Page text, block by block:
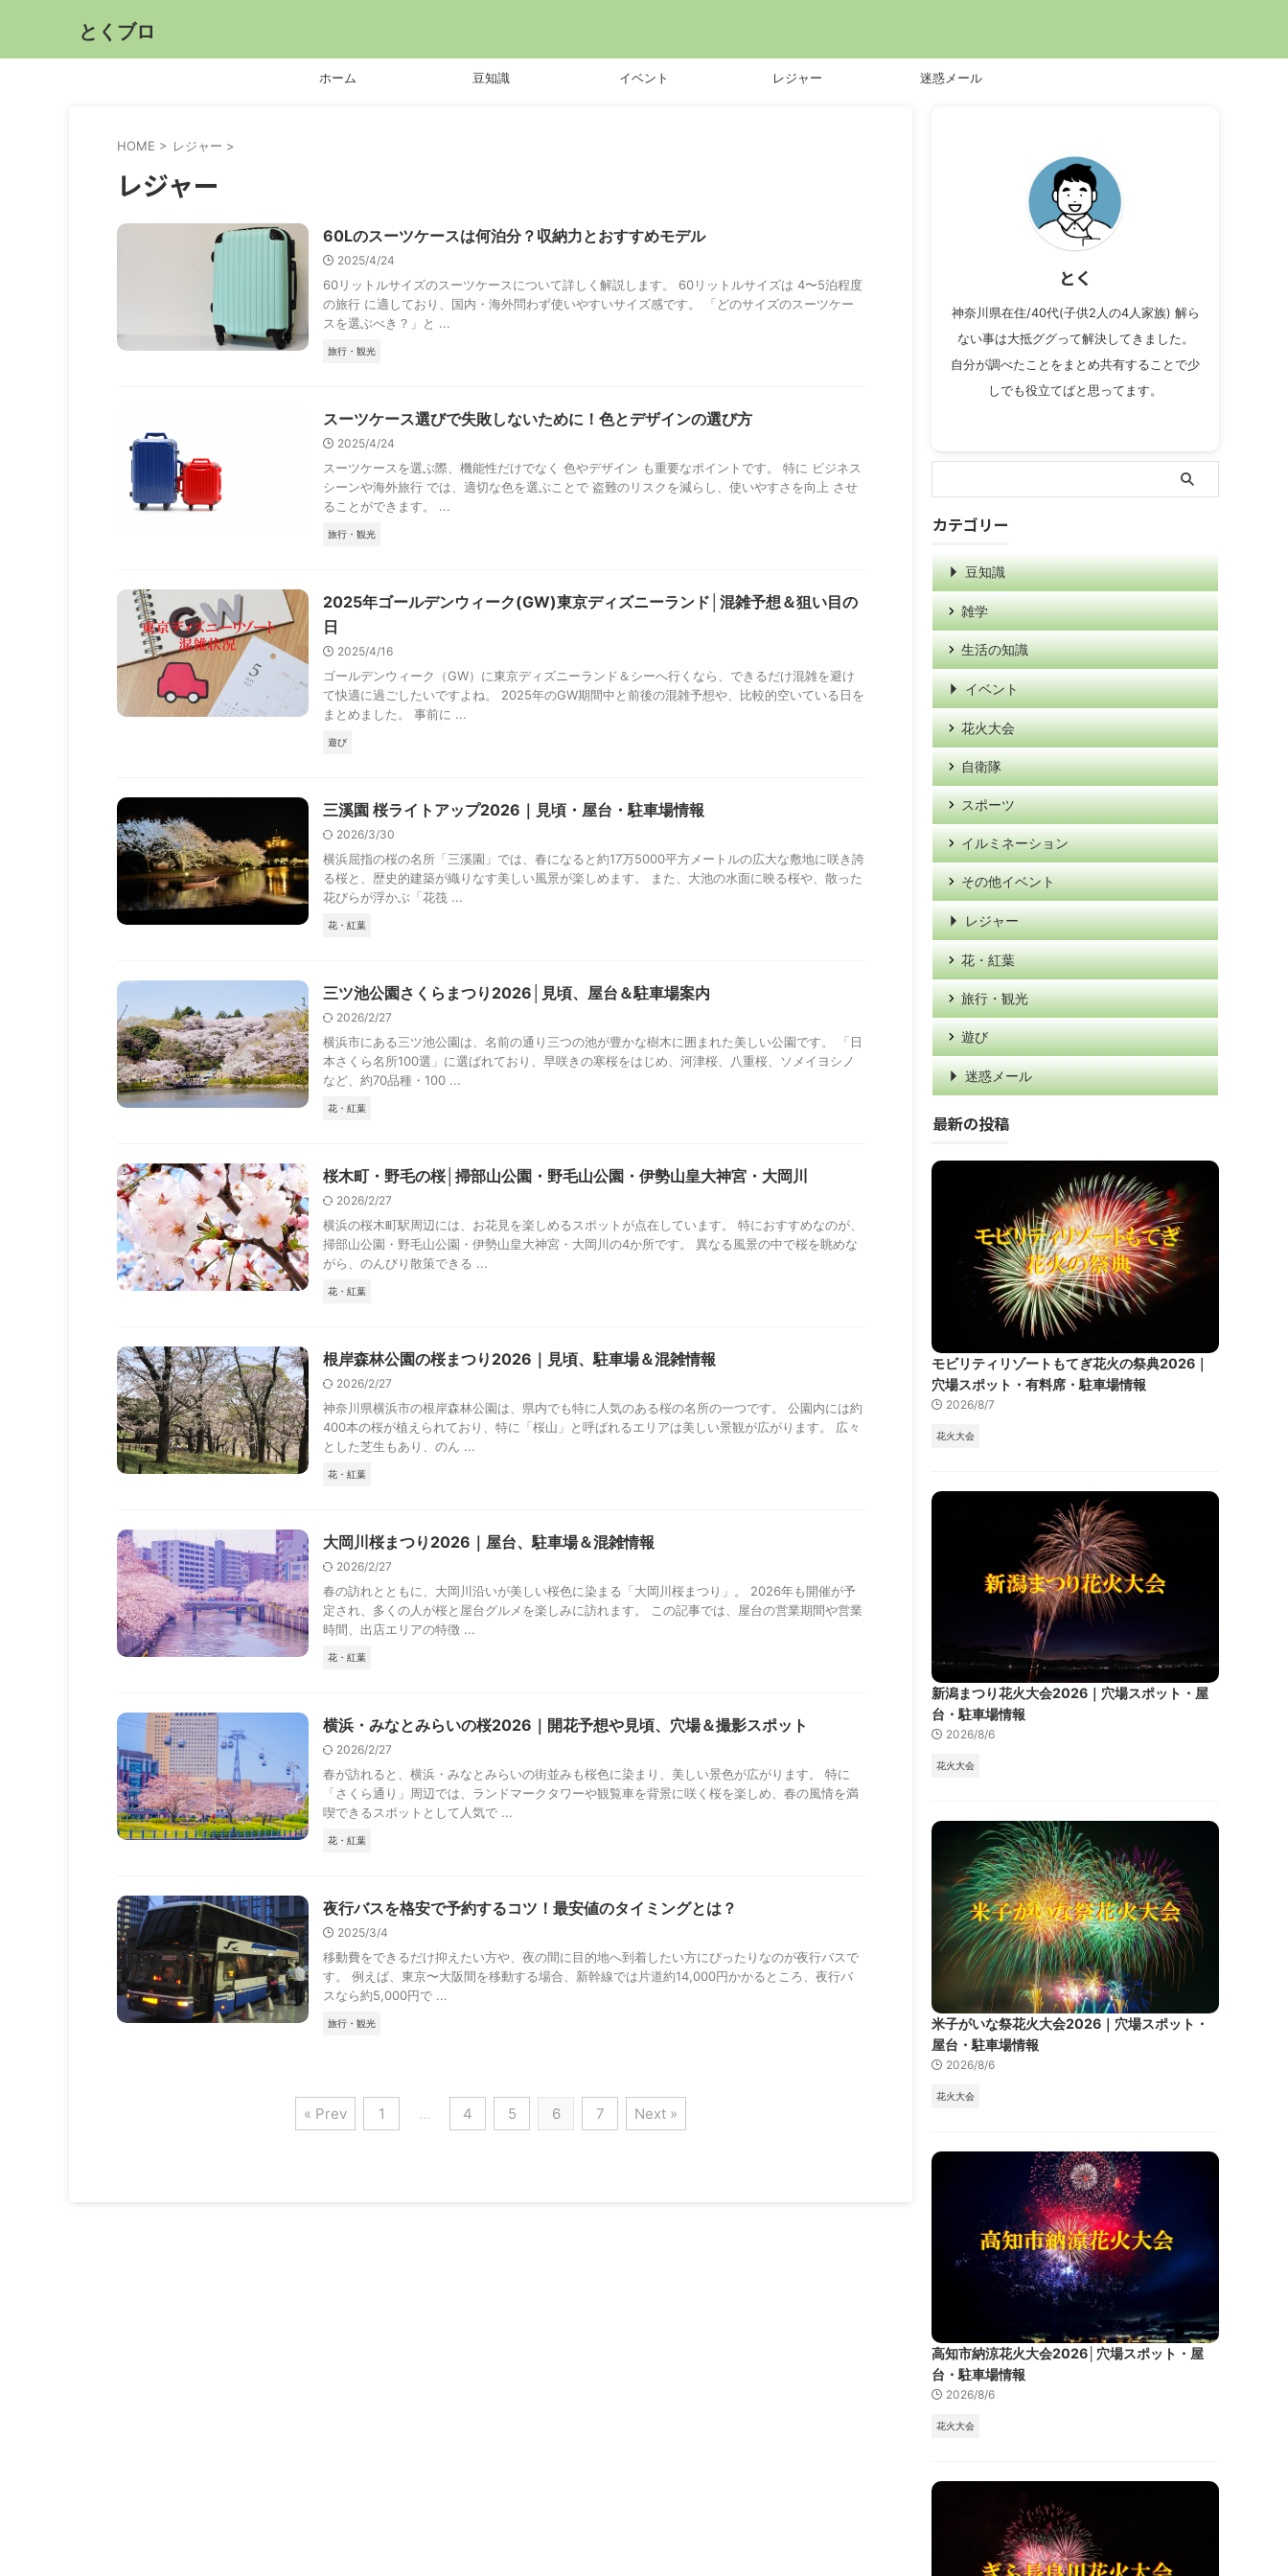
とくブロ
ホーム 豆知識 イベント レジャー 迷惑メール
HOME > レジャー >
レジャー
60Lのスーツケースは何泊分？収納力とおすすめモデル
2025/4/24
60リットルサイズのスーツケースについて詳しく解説します。 60リットルサイズは 4〜5泊程度
の旅行 に適しており、国内・海外問わず使いやすいサイズ感です。 「どのサイズのスーツケー
スを選ぶべき？」と ...
旅行・観光
スーツケース選びで失敗しないために！色とデザインの選び方
2025/4/24
スーツケースを選ぶ際、機能性だけでなく 色やデザイン も重要なポイントです。 特に ビジネス
シーンや海外旅行 では、適切な色を選ぶことで 盗難のリスクを減らし、使いやすさを向上 させ
ることができます。 ...
旅行・観光
2025年ゴールデンウィーク(GW)東京ディズニーランド│混雑予想＆狙い目の
日
2025/4/16
ゴールデンウィーク（GW）に東京ディズニーランド＆シーへ行くなら、できるだけ混雑を避け
て快適に過ごしたいですよね。 2025年のGW期間中と前後の混雑予想や、比較的空いている日を
まとめました。 事前に ...
遊び
三溪園 桜ライトアップ2026｜見頃・屋台・駐車場情報
2026/3/30
横浜屈指の桜の名所「三溪園」では、春になると約17万5000平方メートルの広大な敷地に咲き誇
る桜と、歴史的建築が織りなす美しい風景が楽しめます。 また、大池の水面に映る桜や、散った
花びらが浮かぶ「花筏 ...
花・紅葉
三ツ池公園さくらまつり2026│見頃、屋台＆駐車場案内
2026/2/27
横浜市にある三ツ池公園は、名前の通り三つの池が豊かな樹木に囲まれた美しい公園です。 「日
本さくら名所100選」に選ばれており、早咲きの寒桜をはじめ、河津桜、八重桜、ソメイヨシノ
など、約70品種・100 ...
花・紅葉
桜木町・野毛の桜│掃部山公園・野毛山公園・伊勢山皇大神宮・大岡川
2026/2/27
横浜の桜木町駅周辺には、お花見を楽しめるスポットが点在しています。 特におすすめなのが、
掃部山公園・野毛山公園・伊勢山皇大神宮・大岡川の4か所です。 異なる風景の中で桜を眺めな
がら、のんびり散策できる ...
花・紅葉
根岸森林公園の桜まつり2026｜見頃、駐車場＆混雑情報
2026/2/27
神奈川県横浜市の根岸森林公園は、県内でも特に人気のある桜の名所の一つです。 公園内には約
400本の桜が植えられており、特に「桜山」と呼ばれるエリアは美しい景観が広がります。 広々
とした芝生もあり、のん ...
花・紅葉
大岡川桜まつり2026｜屋台、駐車場＆混雑情報
2026/2/27
春の訪れとともに、大岡川沿いが美しい桜色に染まる「大岡川桜まつり」。 2026年も開催が予
定され、多くの人が桜と屋台グルメを楽しみに訪れます。 この記事では、屋台の営業期間や営業
時間、出店エリアの特徴 ...
花・紅葉
横浜・みなとみらいの桜2026｜開花予想や見頃、穴場＆撮影スポット
2026/2/27
春が訪れると、横浜・みなとみらいの街並みも桜色に染まり、美しい景色が広がります。 特に
「さくら通り」周辺では、ランドマークタワーや観覧車を背景に咲く桜を楽しめ、春の風情を満
喫できるスポットとして人気で ...
花・紅葉
夜行バスを格安で予約するコツ！最安値のタイミングとは？
2025/3/4
移動費をできるだけ抑えたい方や、夜の間に目的地へ到着したい方にぴったりなのが夜行バスで
す。 例えば、東京〜大阪間を移動する場合、新幹線では片道約14,000円かかるところ、夜行バ
スなら約5,000円で ...
旅行・観光
« Prev 1 … 4 5 6 7 Next »
とく
神奈川県在住/40代(子供2人の4人家族) 解ら
ない事は大抵ググって解決してきました。
自分が調べたことをまとめ共有することで少
しでも役立てばと思ってます。
カテゴリー
豆知識
雑学
生活の知識
イベント
花火大会
自衛隊
スポーツ
イルミネーション
その他イベント
レジャー
花・紅葉
旅行・観光
遊び
迷惑メール
最新の投稿
モビリティリゾートもてぎ花火の祭典2026｜
穴場スポット・有料席・駐車場情報
2026/8/7
花火大会
新潟まつり花火大会2026｜穴場スポット・屋
台・駐車場情報
2026/8/6
花火大会
米子がいな祭花火大会2026｜穴場スポット・
屋台・駐車場情報
2026/8/6
花火大会
高知市納涼花火大会2026│穴場スポット・屋
台・駐車場情報
2026/8/6
花火大会